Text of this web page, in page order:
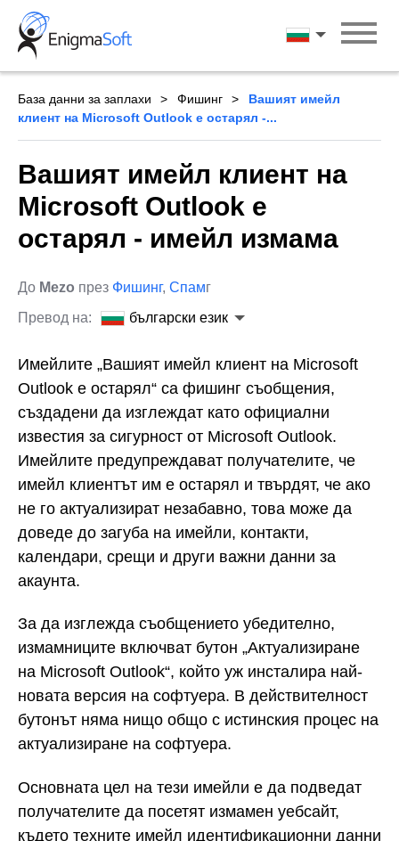
Skip
content
български
База данни за заплахи Фишинг
Вашият имейл
клиент на Microsoft Outlook е остарял -...
Вашият имейл клиент на
Microsoft Outlook е
остарял - имейл измама
До Mezo през Фишинг, Спамг
Превод на:
български език
Имейлите „Вашият имейл клиент на Microsoft
Outlook е остарял“ са фишинг съобщения,
създадени да изглеждат като официални
известия за сигурност от Microsoft Outlook.
Имейлите предупреждават получателите, че
имейл клиентът им е остарял и твърдят, че ако
не го актуализират незабавно, това може да
доведе до загуба на имейли, контакти,
календари, срещи и други важни данни за
акаунта.
За да изглежда съобщението убедително,
измамниците включват бутон „Актуализиране
на Microsoft Outlook“, който уж инсталира най-
новата версия на софтуера. В действителност
бутонът няма нищо общо с истинския процес на
актуализиране на софтуера.
Основната цел на тези имейли е да подведат
получателите да посетят измамен уебсайт,
където техните имейл идентификационни данни